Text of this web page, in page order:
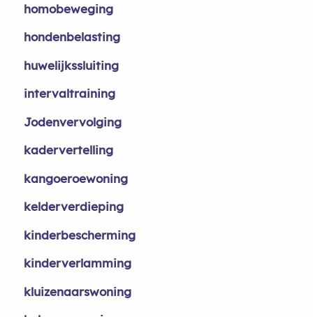
homobeweging
hondenbelasting
huwelijkssluiting
intervaltraining
Jodenvervolging
kadervertelling
kangoeroewoning
kelderverdieping
kinderbescherming
kinderverlamming
kluizenaarswoning